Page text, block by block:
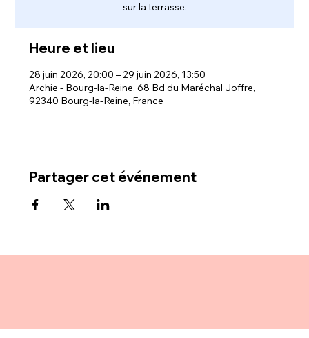
sur la terrasse.
Heure et lieu
28 juin 2026, 20:00 – 29 juin 2026, 13:50
Archie - Bourg-la-Reine, 68 Bd du Maréchal Joffre,
92340 Bourg-la-Reine, France
Partager cet événement